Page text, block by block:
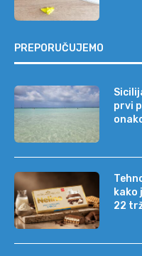
PREPORUČUJEMO
prvi
kako
22